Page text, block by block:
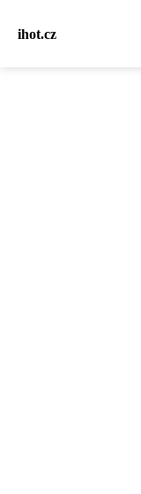
ihot.cz